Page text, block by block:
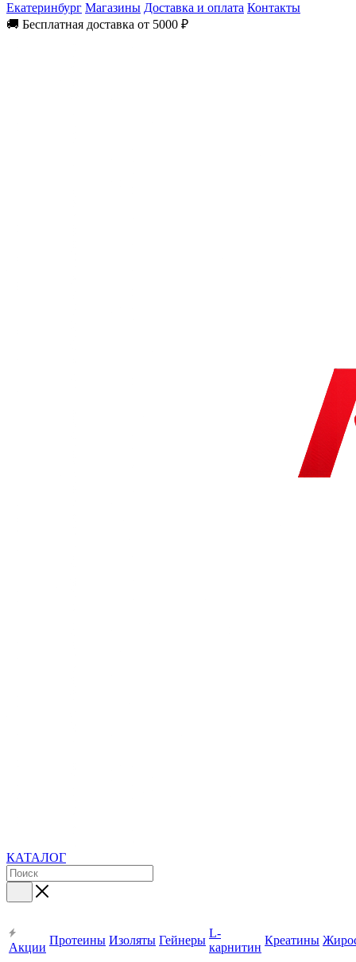
Екатеринбург Магазины Доставка и оплата Контакты
🚚 Бесплатная доставка от 5000 ₽
КАТАЛОГ
Акции
Протеины Изоляты Гейнеры
L-
карнитин
Креатины